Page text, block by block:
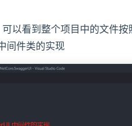
以看到整个项目中的文件
间件类的实现